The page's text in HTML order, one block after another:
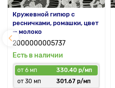
Кружевной гипюр с
ресничками, ромашки, цвет
— молоко
2000000005737
Есть в наличии
от 6 мп
330.40 р/мп
от 30 мп
301.67 р/мп